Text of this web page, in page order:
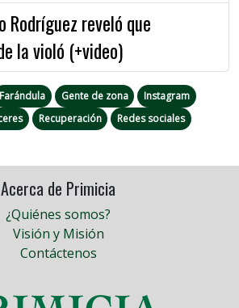
Rodríguez reveló que
la violó (+video)
Farándula Gente de zona
Instagram
Recuperación
Redes sociales
Acerca de Primicia
¿Quiénes somos?
Visión y Misión
Contáctenos